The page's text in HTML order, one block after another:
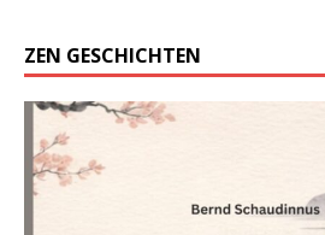
ZEN GESCHICHTEN